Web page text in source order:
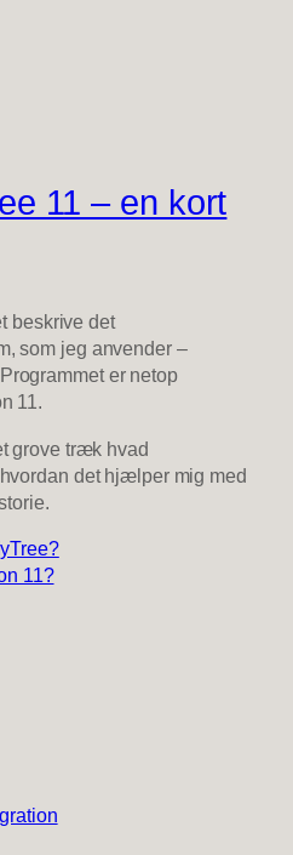
11 – en kort
beskrive det
som jeg anvender –
er netop
11.
grove træk hvad
det hjælper mig med
11?